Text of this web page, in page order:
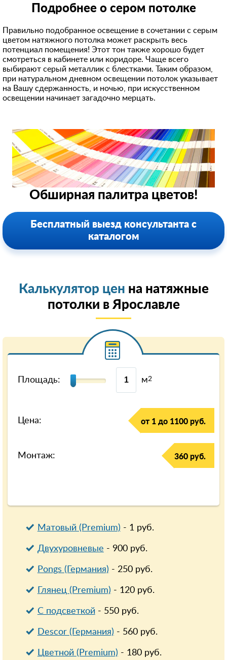
Подробнее о сером потолке
Правильно подобранное освещение в сочетании с серым
цветом натяжного потолка может раскрыть весь
потенциал помещения! Этот тон также хорошо будет
смотреться в кабинете или коридоре. Чаще всего
выбирают серый металлик с блестками. Таким образом,
при натуральном дневном освещении потолок указывает
на Вашу сдержанность, и ночью, при искусственном
освещении начинает загадочно мерцать.
Обширная палитра цветов!
Бесплатный выезд консультанта с
каталогом
Калькулятор цен на натяжные
потолки в Ярославле
Площадь: м2
Цена: от 1 до 1100 руб.
Монтаж: 360 руб.
Матовый (Premium) - 1руб.
Двухуровневые - 900руб.
Pongs (Германия) - 250руб.
Глянец (Premium) - 120руб.
С подсветкой- 550руб.
Descor (Германия) - 560руб.
Цветной (Premium) - 180руб.